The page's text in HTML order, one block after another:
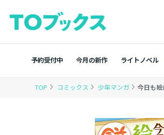
予約受付中 今月の新作 ライトノベル
TOP コミックス 少年マンガ 今日も絵